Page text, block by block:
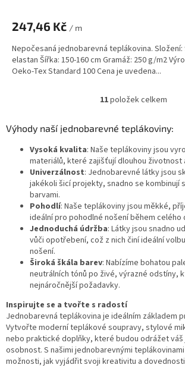
247,46 Kč / m
Nepočesaná jednobarevná teplákovina. Složení:
elastan Šířka: 150-160 cm Gramáž: 250 g/m2
Oeko-Tex Standard 100 Cena je uvedena...
O
l
d
a
c
í
r
v
k
y
ý
p
11položek celkem
Výhody naší jednobarevné teplákoviny:
Vysoká kvalita: Naše teplákoviny jsou
materiálů, které zajišťují dlouhou životnost
Univerzálnost: Jednobarevné látky jsou
jakékoli šicí projekty, snadno se kombinují
barvami.
Pohodlí: Naše teplákoviny jsou měkké,
ideální pro pohodlné nošení během celého
Jednoduchá údržba: Látky jsou snadno
vůči opotřebení, což z nich činí ideální
nošení.
Široká škála barev: Nabízíme bohatou
neutrálních tónů po živé, výrazné odstíny,
nejnáročnější požadavky.
Inspirujte se a tvořte s radostí
Jednobarevná teplákovina je ideálním základem
Vytvořte moderní teplákové soupravy, stylové
nebo praktické doplňky, které budou odrážet váš
osobnost. S našimi jednobarevnými
možnosti, jak vyjádřit svoji kreativitu a